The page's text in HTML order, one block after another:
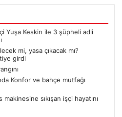
Yuşa Keskin ile 3 şüpheli adli
mi, yasa çıkacak mı?
girdi
Konfor ve bahçe mutfağı
sıkışan işçi hayatını